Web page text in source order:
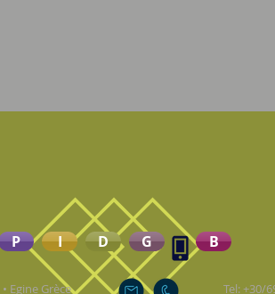
P I D G B
• Egine Grèce Tel: +30/